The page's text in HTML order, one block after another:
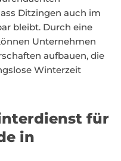
Ditzingen auch im
bleibt. Durch eine
Unternehmen
aufbauen, die
Winterzeit
für
in